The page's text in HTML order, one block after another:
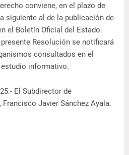
conviene, en el plazo de
siguiente al de la publicación de
el Boletín Oficial del Estado.
Resolución se notificará
consultados en el
informativo.
El Subdirector de
Javier Sánchez Ayala.